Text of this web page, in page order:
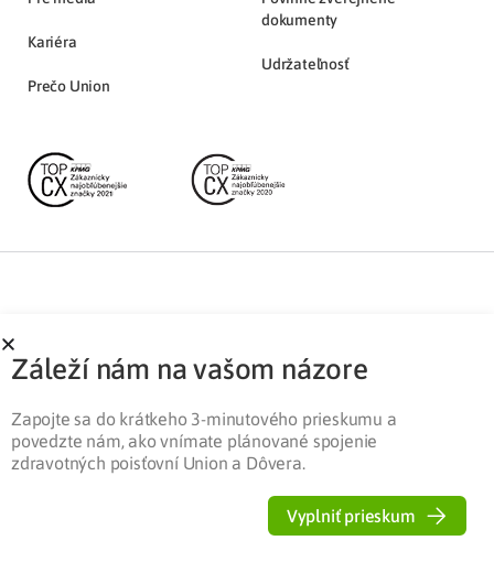
Kariéra
Prečo Union
dokumenty
Udržateľnosť
Partnerská zóna Ochrana osobných údajov
Záleží nám na vašom názore
Zapojte sa do krátkeho 3-minutového prieskumu a
povedzte nám, ako vnímate plánované spojenie
zdravotných poisťovní Union a Dôvera.
Vyplniť prieskum